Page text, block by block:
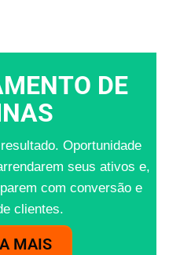
DE
Oportunidade
seus ativos e,
com conversão e
clientes.
MAIS